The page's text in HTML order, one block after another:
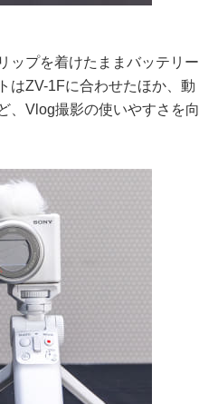
ップを着けたままバッテリー
はZV-1Fに合わせたほか、動
、Vlog撮影の使いやすさを向